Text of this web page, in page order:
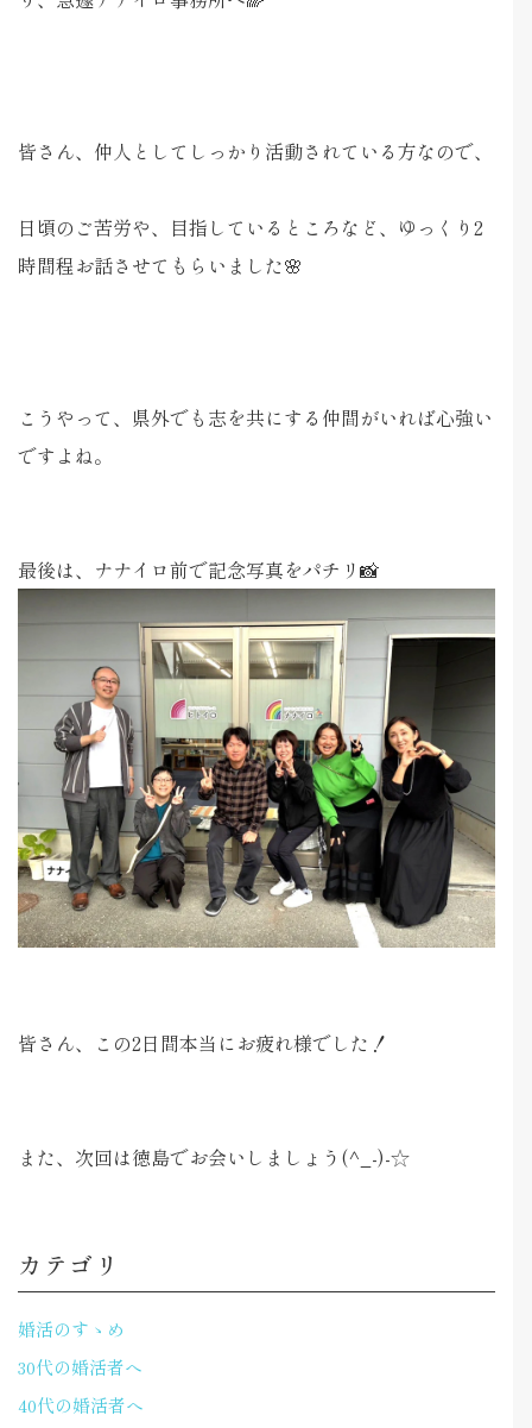
皆さん、仲人としてしっかり活動されている方なので、
日頃のご苦労や、目指しているところなど、ゆっくり2
時間程お話させてもらいました🌸
こうやって、県外でも志を共にする仲間がいれば心強い
ですよね。
最後は、ナナイロ前で記念写真をパチリ📸
皆さん、この2日間本当にお疲れ様でした！
また、次回は徳島でお会いしましょう(^_-)-☆
カテゴリ
婚活のすゝめ
30代の婚活者へ
40代の婚活者へ